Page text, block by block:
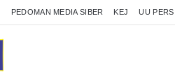
PEDOMAN MEDIA SIBER KEJ UU PERS